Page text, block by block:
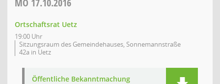
MO 17.10.2016
Ortschaftsrat Uetz
19:00 Uhr
Sitzungsraum des Gemeindehauses, Sonnemannstraße
42a in Uetz
Öffentliche Bekanntmachung